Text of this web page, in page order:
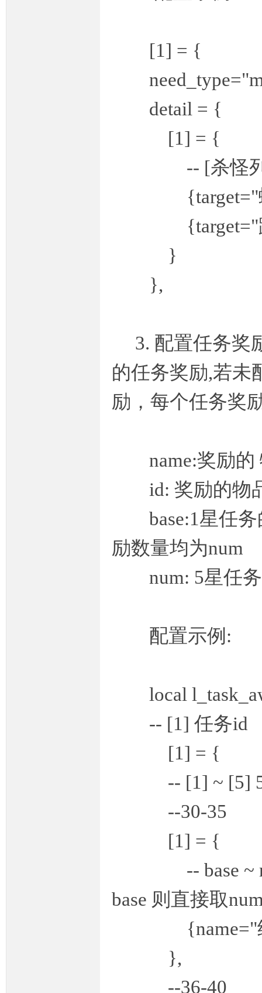
[1] = {
detail = {
[1] = {
-- [杀怪列表,
{target="蜈
{target="跳
}
},
3. 配置任务奖
的任务奖励,若未
励，每个任务奖
name:奖励的
id: 奖励的物
base:1星任务
励数量均为num
num: 5星任务
配置示例:
local
-- [1] 任务id
[1] = {
-- [1] ~ [5] 5
--30-35
[1] = {
-- base ~ num
base 则直接取
{name="经验
},
--36-40